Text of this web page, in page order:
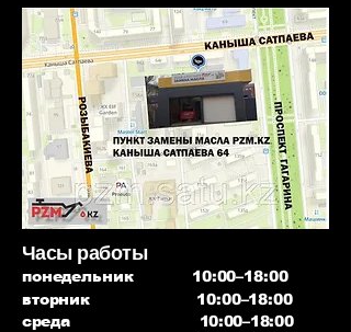
Часы работы
понедельник 10:00–18:00
вторник 10:00–18:00
среда 10:00–18:00